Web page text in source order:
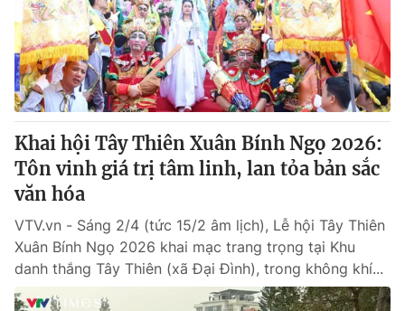
Khai hội Tây Thiên Xuân Bính Ngọ 2026:
Tôn vinh giá trị tâm linh, lan tỏa bản sắc
văn hóa
VTV.vn - Sáng 2/4 (tức 15/2 âm lịch), Lễ hội Tây Thiên
Xuân Bính Ngọ 2026 khai mạc trang trọng tại Khu
danh thắng Tây Thiên (xã Đại Đình), trong không khí...